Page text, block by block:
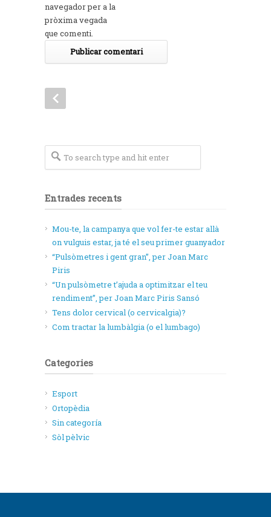
navegador per a la
pròxima vegada
que comenti.
Entrades recents
Mou-te, la campanya que vol fer-te estar allà
on vulguis estar, ja té el seu primer guanyador
“Pulsòmetres i gent gran”, per Joan Marc
Piris
“Un pulsòmetre t’ajuda a optimitzar el teu
rendiment”, per Joan Marc Piris Sansó
Tens dolor cervical (o cervicalgia)?
Com tractar la lumbàlgia (o el lumbago)
Categories
Esport
Ortopèdia
Sin categoría
Sòl pèlvic